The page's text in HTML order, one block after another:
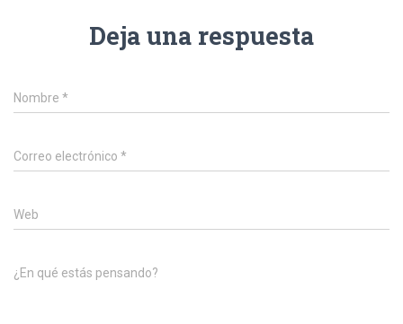
Deja una respuesta
Nombre *
Correo electrónico *
Web
¿En qué estás pensando?